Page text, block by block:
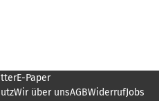
E-Paper
Wir über unsAGBWiderrufJobs